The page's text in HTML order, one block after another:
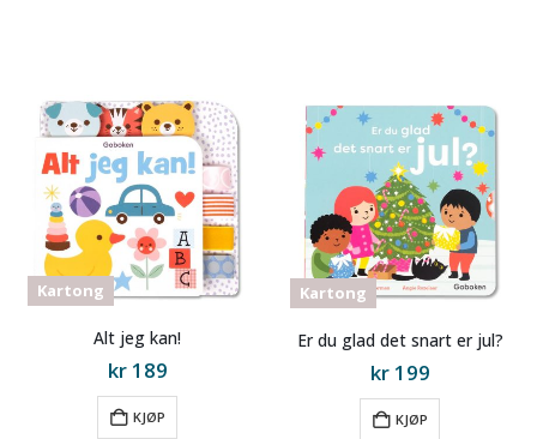
Kartong
Alt jeg kan!
kr189
til
Kartong
Er du glad det snart er jul?
kr199
til